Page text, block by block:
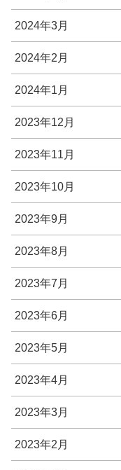
2024年3月
2024年2月
2024年1月
2023年12月
2023年11月
2023年10月
2023年9月
2023年8月
2023年7月
2023年6月
2023年5月
2023年4月
2023年3月
2023年2月